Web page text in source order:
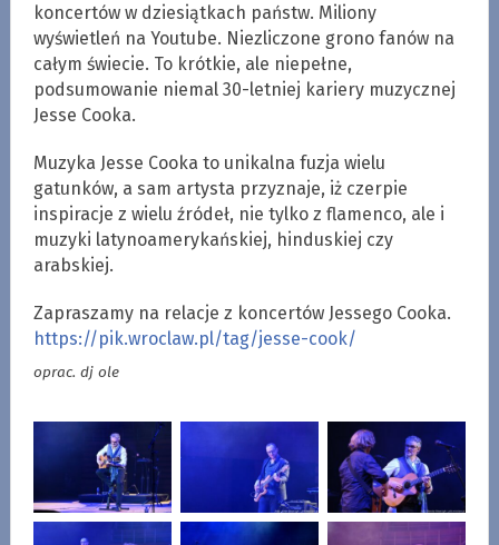
koncertów w dziesiątkach państw. Miliony
wyświetleń na Youtube. Niezliczone grono fanów na
całym świecie. To krótkie, ale niepełne,
podsumowanie niemal 30-letniej kariery muzycznej
Jesse Cooka.
Muzyka Jesse Cooka to unikalna fuzja wielu
gatunków, a sam artysta przyznaje, iż czerpie
inspiracje z wielu źródeł, nie tylko z flamenco, ale i
muzyki latynoamerykańskiej, hinduskiej czy
arabskiej.
Zapraszamy na relacje z koncertów Jessego Cooka.
https://pik.wroclaw.pl/tag/jesse-cook/
oprac. dj ole